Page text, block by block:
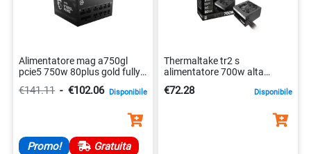
Alimentatore mag a750gl
pcie5 750w 80plus gold fully
€141.11 - €102.06 Disponibile
Promo! Gratuita
Thermaltake tr2 s
alimentatore 700w alta
€72.28 Disponibile